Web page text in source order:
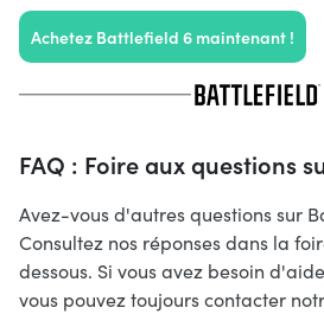
Achetez Battlefield 6 maintenant !
FAQ : Foire aux questions
Avez-vous d'autres questions sur
Consultez nos réponses dans la
dessous. Si vous avez besoin
vous pouvez toujours contacter